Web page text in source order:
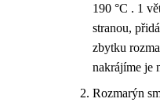
190 °C . 1
stranou,
zbytku
nakrájíme je
Rozmarýn